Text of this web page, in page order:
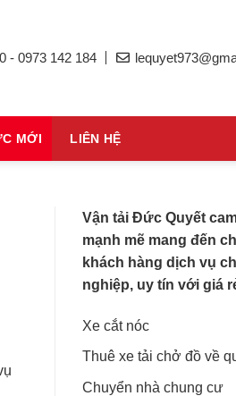
- 0973 142 184
MỚI LIÊN HỆ
Vận tải Đức Quyết
mạnh mẽ mang đến
khách hàng dịch vụ
nghiệp, uy tín với giá
Xe cắt nóc
Thuê xe tải chở đồ về
Chuyển nhà chung cư